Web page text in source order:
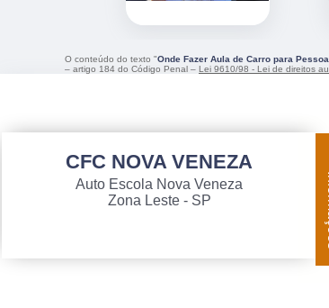
O conteúdo do texto "Onde Fazer Aula de Carro para
– artigo 184 do Código Penal – Lei 9610/98 - Lei de direitos
CFC NOVA VENEZA
Auto Escola Nova Veneza
Zona Leste - SP